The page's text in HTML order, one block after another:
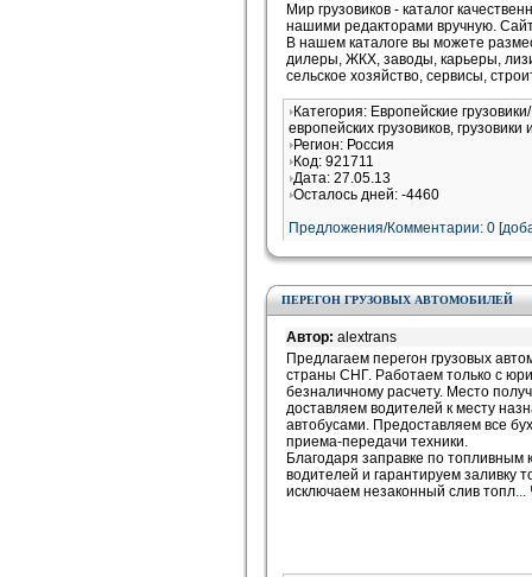
Мир грузовиков - каталог
нашими редакторами вручную.
В нашем каталоге вы можете
дилеры, ЖКХ, заводы, карьеры,
сельское хозяйство, сервисы,
Категория: Европейские
европейских грузовиков, грузовики
Регион: Россия
Код: 921711
Дата: 27.05.13
Осталось дней: -4460
Предложения/Комментарии: 0
ПЕРЕГОН ГРУЗОВЫХ АВТОМОБИЛЕЙ
Автор: alextrans
Предлагаем перегон грузовых
страны СНГ. Работаем только с
безналичному расчету. Место
доставляем водителей к месту
автобусами. Предоставляем все
приема-передачи техники.
Благодаря заправке по
водителей и гарантируем заливку
исключаем незаконный слив топл...